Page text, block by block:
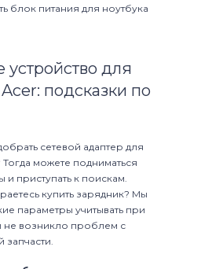
блок питания для ноутбука
устройство для
подсказки по
сетевой адаптер для
Тогда можете подниматься
и приступать к поискам.
купить зарядник? Мы
параметры учитывать при
не возникло проблем с
запчасти.